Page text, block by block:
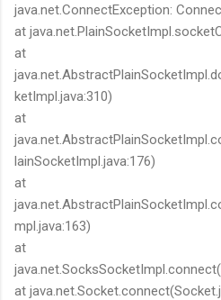
而且當時我們的媒體串流還是以
Socket 直接傳輸的（這表示傳
耗據說也較大）。 後來因為 ...
java.net.ConnectException:
at
at
ketImpl.java:310)
at
lainSocketImpl.java:176)
at
mpl.java:163)
at
at